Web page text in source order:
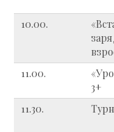
10.00.
11.00.
3+
11.30.